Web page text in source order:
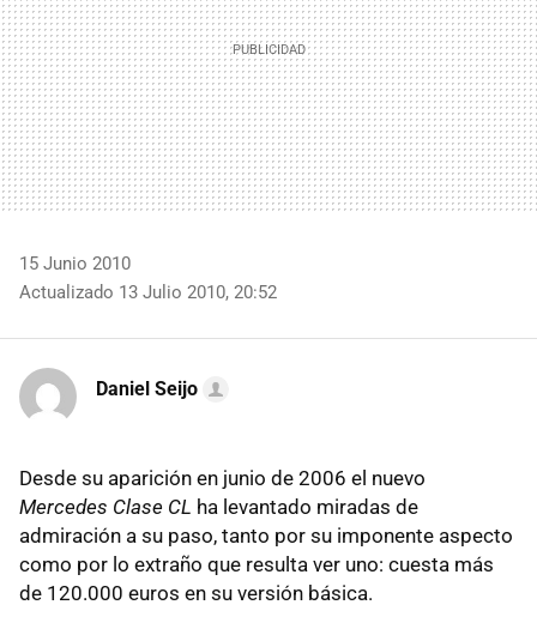
15 Junio 2010
Actualizado 13 Julio 2010, 20:52
Daniel Seijo
Desde su aparición en junio de 2006 el nuevo
Mercedes Clase CL ha levantado miradas de
admiración a su paso, tanto por su imponente aspecto
como por lo extraño que resulta ver uno: cuesta más
de 120.000 euros en su versión básica.